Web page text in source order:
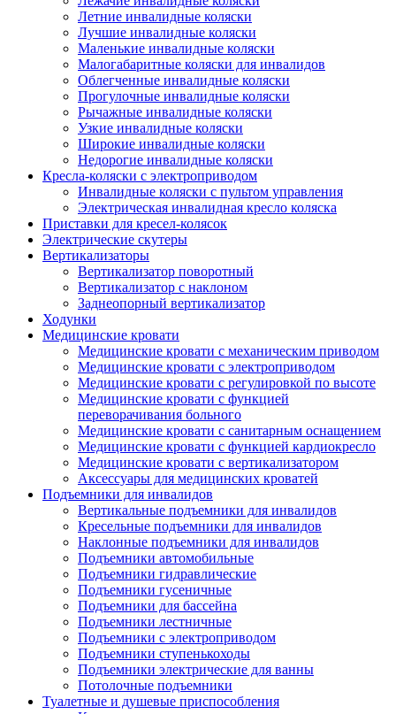
Летние инвалидные коляски
Лучшие инвалидные коляски
Маленькие инвалидные коляски
Малогабаритные коляски для инвалидов
Облегченные инвалидные коляски
Прогулочные инвалидные коляски
Рычажные инвалидные коляски
Узкие инвалидные коляски
Широкие инвалидные коляски
Недорогие инвалидные коляски
Кресла-коляски с электроприводом
Инвалидные коляски с пультом управления
Электрическая инвалидная кресло коляска
Приставки для кресел-колясок
Электрические скутеры
Вертикализаторы
Вертикализатор поворотный
Вертикализатор с наклоном
Заднеопорный вертикализатор
Ходунки
Медицинские кровати
Медицинские кровати с механическим приводом
Медицинские кровати с электроприводом
Медицинские кровати с регулировкой по высоте
Медицинские кровати с функцией
переворачивания больного
Медицинские кровати с санитарным оснащением
Медицинские кровати с функцией кардиокресло
Медицинские кровати с вертикализатором
Аксессуары для медицинских кроватей
Подъемники для инвалидов
Вертикальные подъемники для инвалидов
Кресельные подъемники для инвалидов
Наклонные подъемники для инвалидов
Подъемники автомобильные
Подъемники гидравлические
Подъемники гусеничные
Подъемники для бассейна
Подъемники лестничные
Подъемники с электроприводом
Подъемники ступенькоходы
Подъемники электрические для ванны
Потолочные подъемники
Туалетные и душевые приспособления